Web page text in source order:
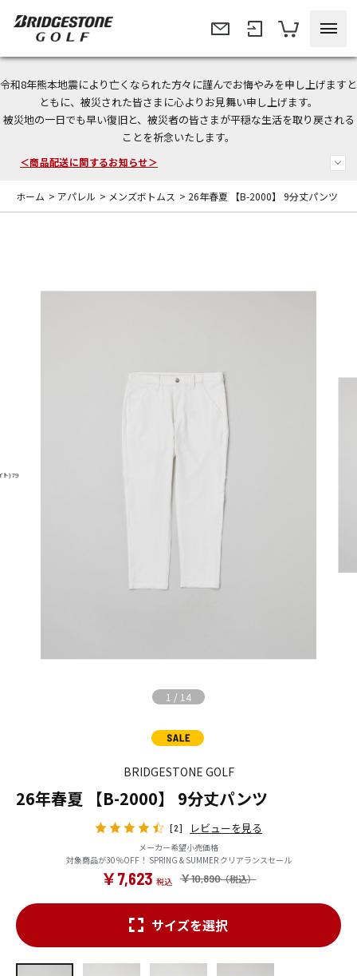
令和8年熊本地震により亡くなられた方々に謹んでお悔やみを申し上げますと
ともに、被災された皆さまに心よりお見舞い申し上げます。
被災地の一日でも早い復旧と、被災者の皆さまが平穏な生活を取り戻される
ことを祈念いたします。
今なら新規会員登録で1,000円OFFクーポンプレゼント！
＜商品配送に関するお知らせ＞
＜夏季休暇中のご注文・発送・お問い合わせ＞
ホーム > アパレル > メンズボトムス > 26年春夏 【B-2000】 9分丈パンツ
1 / 14
BRIDGESTONE GOLF
26年春夏 【B-2000】 9分丈パンツ
[2] レビューを見る
メーカー希望小売価格
対象商品が30％OFF！ SPRING & SUMMER クリアランスセール
￥10,890
￥7,623
サイズを選択